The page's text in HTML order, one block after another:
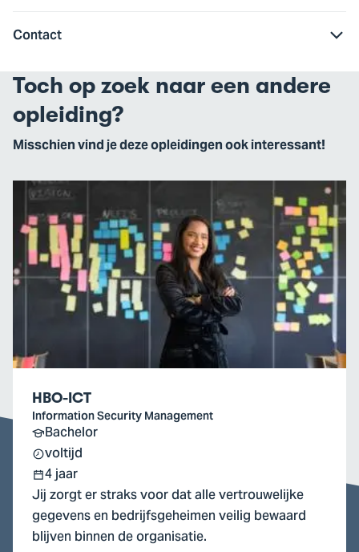
Contact
Toch op zoek naar een andere
opleiding?
Misschien vind je deze opleidingen ook interessant!
Ga
naar
HBO-
ICT
HBO-ICT
Information Security Management
Bachelor
voltijd
4 jaar
Jij zorgt er straks voor dat alle vertrouwelijke
gegevens en bedrijfsgeheimen veilig bewaard
blijven binnen de organisatie.